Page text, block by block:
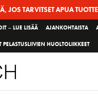
JOS TARVITSET APUA
– LUE LISÄÄ AJANKOHTAISTA
HUOLTOLIIKKEET